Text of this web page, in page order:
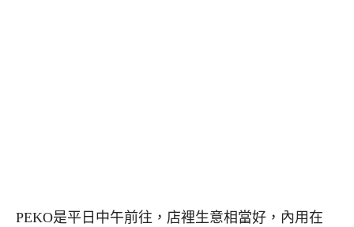
PEKO是平日中午前往，店裡生意相當好，內用在